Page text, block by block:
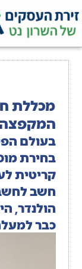
מכללת
המקפצה
בעולם
בחירת
קריטית
חשב
הולנדר,
כבר למעלה מ-